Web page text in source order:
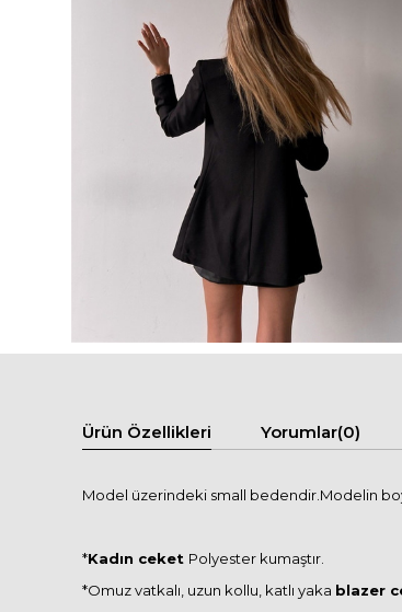
Ürün Özellikleri Yorumlar(0)
Model üzerindeki small bedendir.Modelin
*Kadın ceket Polyester kumaştır.
*Omuz vatkalı, uzun kollu, katlı yaka blazer